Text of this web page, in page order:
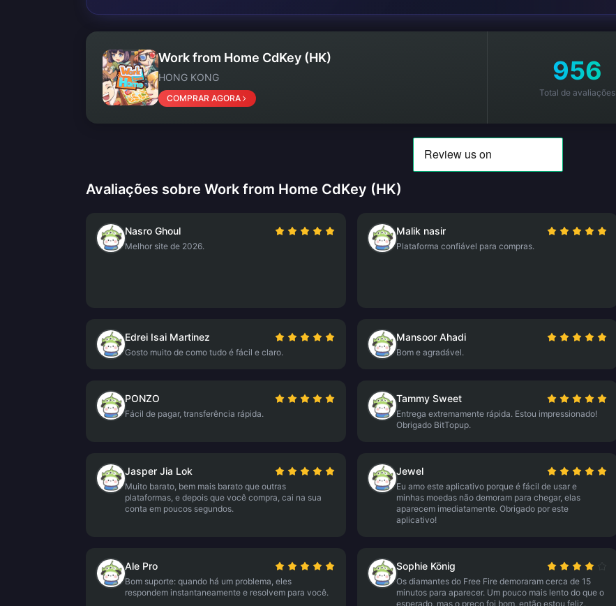
Work from Home CdKey (HK)
HONG KONG
COMPRAR AGORA
956
Total de avaliações
Avaliações sobre Work from Home CdKey (HK)
Nasro Ghoul
Melhor site de 2026.
Malik nasir
Plataforma confiável para compras.
Edrei Isai Martinez
Gosto muito de como tudo é fácil e claro.
Mansoor Ahadi
Bom e agradável.
PONZO
Fácil de pagar, transferência rápida.
Tammy Sweet
Entrega extremamente rápida. Estou impressionado!
Obrigado BitTopup.
Jasper Jia Lok
Muito barato, bem mais barato que outras
plataformas, e depois que você compra, cai na sua
conta em poucos segundos.
Jewel
Eu amo este aplicativo porque é fácil de usar e
minhas moedas não demoram para chegar, elas
aparecem imediatamente. Obrigado por este
aplicativo!
Ale Pro
Bom suporte: quando há um problema, eles
respondem instantaneamente e resolvem para você.
Sophie König
Os diamantes do Free Fire demoraram cerca de 15
minutos para aparecer. Um pouco mais lento do que o
esperado, mas o preço foi bom, então estou feliz.